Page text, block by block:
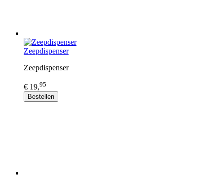
Zeepdispenser
Zeepdispenser
€ 19,95
Bestellen